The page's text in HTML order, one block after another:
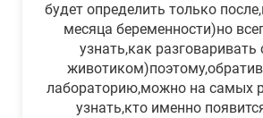
будет определить только
месяца беременности)но
узнать,как разговаривать
лабораторию,можно на самых
узнать,кто именно